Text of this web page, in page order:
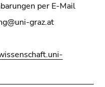
per E-Mail
graz.at